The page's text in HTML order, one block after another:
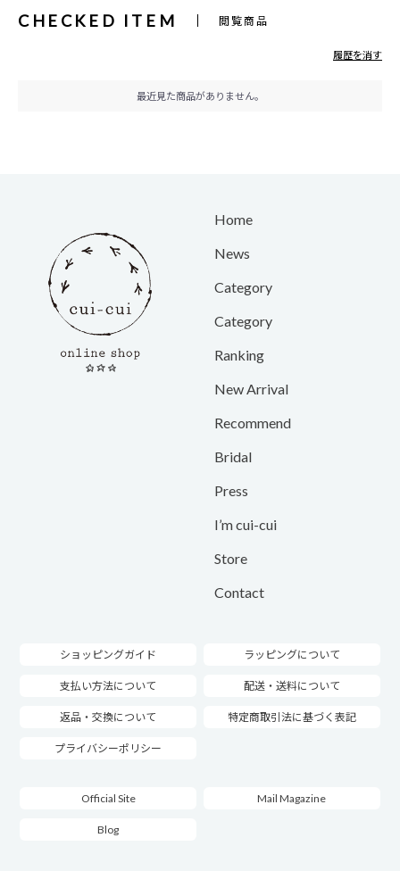
CHECKED ITEM 閲覧商品
履歴を消す
最近見た商品がありません。
Home
News
Category
Category
Ranking
New Arrival
Recommend
Bridal
Press
I’m cui-cui
Store
Contact
ショッピングガイド ラッピングについて
支払い方法について 配送・送料について
返品・交換について 特定商取引法に基づく表記
プライバシーポリシー
Official Site Mail Magazine
Blog